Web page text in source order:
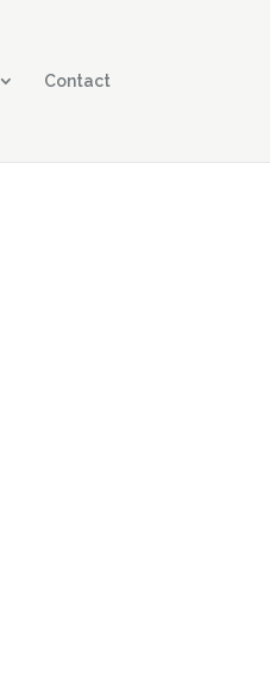
Contact